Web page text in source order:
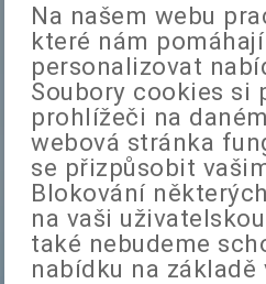
Na našem webu
které nám
personalizovat
Soubory cookies si
prohlížeči na
webová stránka
se přizpůsobit
Blokování
na vaši
také nebudeme
nabídku na